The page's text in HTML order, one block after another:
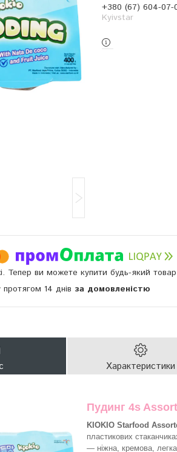
+380 (67) 604-07-
Kyivstar
Тепер ви можете купити будь-який
14 днів за домовленістю
Характеристики
Пудинг 4s
KIOKIO Starfood
пластикових
— ніжна, кремова,